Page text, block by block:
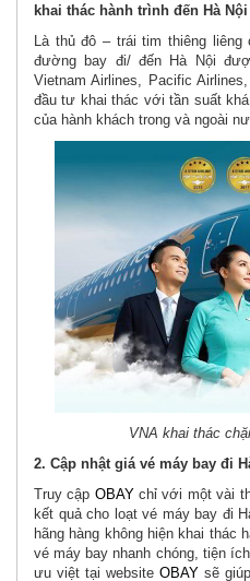
khai thác hành trình đến Hà Nội
Là thủ đô – trái tim thiêng
đường bay đi/ đến Hà Nội
Vietnam Airlines, Pacific Airlines,
đầu tư khai thác với tần suất
của hành khách trong và ngoài
VNA khai thác
2. Cập nhật giá vé máy bay đi
Truy cập OBAYchỉ với một vài
kết quả cho loạt vé máy bay đi
hãng hàng không hiện khai thác
vé máy bay nhanh chóng, tiện
ưu việt tại website OBAY sẽ